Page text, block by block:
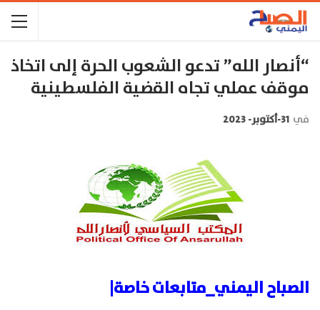
“أنصار الله” تدعو الشعوب الحرة إلى اتخاذ
موقف عملي تجاه القضية الفلسطينية
في 31-أكتوبر- 2023
الصباح اليمني_متابعات خاصة|